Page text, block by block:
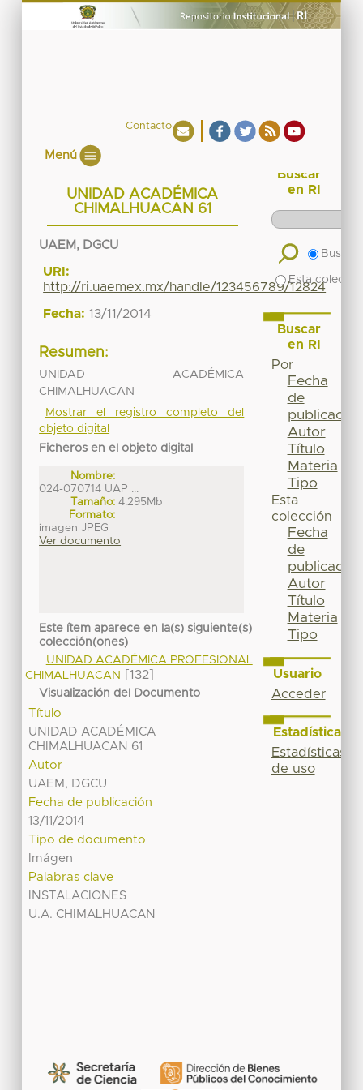
Contacto
Menú
UNIDAD ACADÉMICA
CHIMALHUACAN 61
UAEM, DGCU
URI:
http://ri.uaemex.mx/handle/123456789/12824
Fecha: 13/11/2014
Resumen:
UNIDAD ACADÉMICA
CHIMALHUACAN
Mostrar el registro completo del
objeto digital
Ficheros en el objeto digital
Nombre:
024-070714 UAP ...
Tamaño: 4.295Mb
Formato:
imagen JPEG
Ver documento
Este ítem aparece en la(s) siguiente(s)
colección(ones)
UNIDAD ACADÉMICA PROFESIONAL
CHIMALHUACAN
[132]
Visualización del Documento
Título
UNIDAD ACADÉMICA
CHIMALHUACAN 61
Autor
UAEM, DGCU
Fecha de publicación
13/11/2014
Tipo de documento
Imágen
Palabras clave
INSTALACIONES
U.A. CHIMALHUACAN
Buscar
en RI
Buscar
Esta
Buscar
en RI
Por
Fecha
de
publicación
Autor
Título
Materia
Tipo
Esta
colección
Fecha
de
publicación
Autor
Título
Materia
Tipo
Usuario
Acceder
Estadísticas
Estadísticas
de uso